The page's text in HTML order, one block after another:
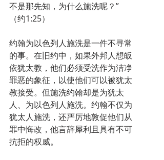
不是那先知，为什么施洗呢？”
（约1:25）
约翰为以色列人施洗是一件不寻常
的事。在旧约中，如果外邦人想皈
依犹太教，他们必须受洗作为洁净
罪恶的象征，以使他们可以被犹太
教接受。但施洗约翰却是为犹太
人、为以色列人施洗。约翰不仅为
犹太人施洗，还严厉地敦促他们从
罪中悔改，他言辞犀利且具有不可
抗拒的权威。